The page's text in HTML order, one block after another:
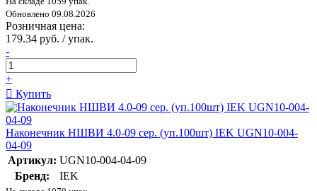
Обновлено 09.08.2026
Розничная цена:
179.34 руб. / упак.
-
+
Купить
Наконечник НШВИ 4.0-09 сер. (уп.100шт) IEK UGN10-004-
04-09
Артикул: UGN10-004-04-09
Бренд:
IEK